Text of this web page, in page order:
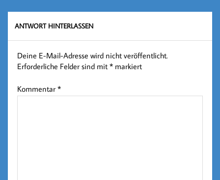
ANTWORT HINTERLASSEN
Deine E-Mail-Adresse wird nicht veröffentlicht.
Erforderliche Felder sind mit* markiert
Kommentar*